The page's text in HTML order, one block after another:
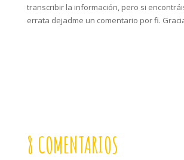
transcribir la información, pero si
errata dejadme un comentario por fi.
8 COMENTARIOS